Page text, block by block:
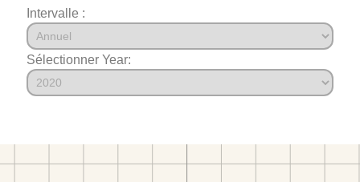
Intervalle :
Sélectionner Year: